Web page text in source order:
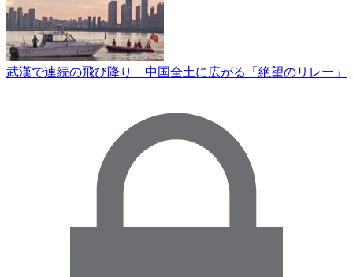
武漢で連続の飛び降り 中国全土に広がる「絶望のリレー」